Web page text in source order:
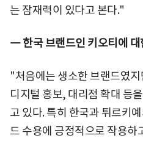
는 잠재력이 있다고 본다."
― 한국 브랜드인 키오티에 대
"처음에는 생소한 브랜드였
디지털 홍보, 대리점 확대 등
고 있다. 특히 한국과 튀르키
드 수용에 긍정적으로 작용하